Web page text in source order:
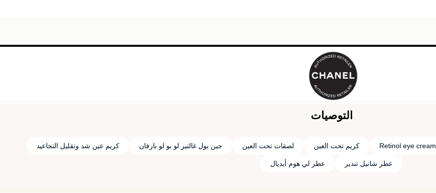
التوصيات
Retinol eye cream كريم تحت العين لصقات تحت العين جين بول غالتير لو بو لو بارفان كريم عين شد وتقليل التجاعيد
عطر شانيل تندير عطر لي هوم أيديال